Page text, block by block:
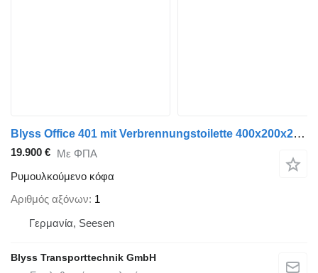
Blyss Office 401 mit Verbrennungstoilette 400x200x230cm 1300kg zGG
19.900 € Με ΦΠΑ
Ρυμουλκούμενο κόφα
Αριθμός αξόνων 1
Γερμανία, Seesen
Blyss Transporttechnik GmbH